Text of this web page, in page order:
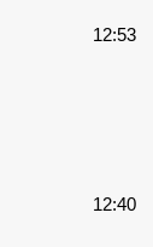
12:53
12:40